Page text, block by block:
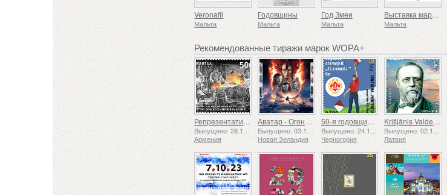
Veronafil
Мальта
Годовщины
Мальта
Год Змеи
Мальта
Выставка марок Maltex
Мальта
Рекомендованные тиражи марок WOPA+
Репрезентативный список нематериального культурного наследия человечества ЮНЕСКО — Традиция кузнечного дела в Гюмри
Выпущено: 28.11.2025
Армения
Аватар - Огонь и пепел
Новая Зеландия
50-я годовщина основания Ассоциации скаутов «24 ноября»
Черногория
Krišjānis Valdemārs
Латвия